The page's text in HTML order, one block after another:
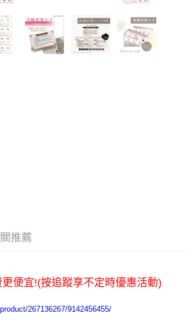
推薦
便宜!(按追蹤享不定時優惠活動)
267136267/9142456455/